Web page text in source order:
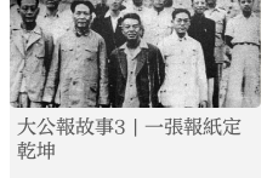
大公報故事3 | 一張報紙定
乾坤